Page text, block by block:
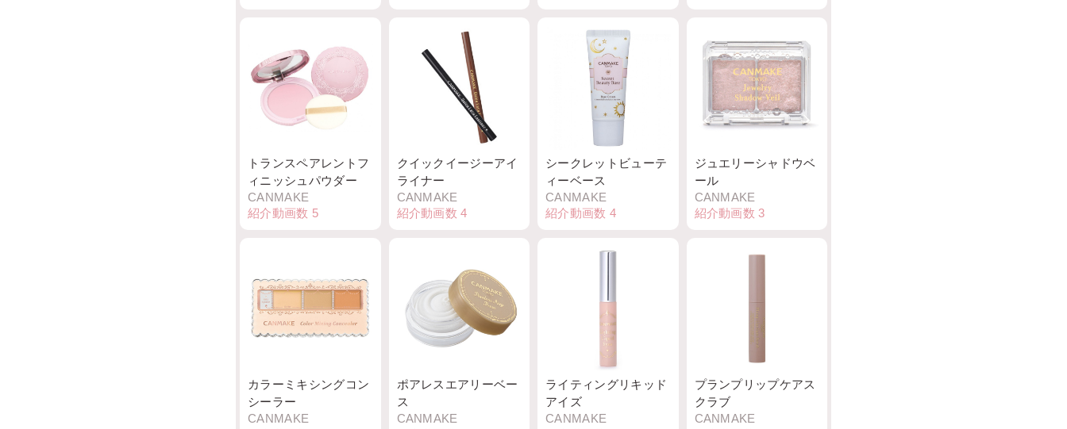
トランスペアレントフ
ィニッシュパウダー
CANMAKE
紹介動画数 5
クイックイージーアイ
ライナー
CANMAKE
紹介動画数 4
シークレットビューテ
ィーベース
CANMAKE
紹介動画数 4
ジュエリーシャドウベ
ール
CANMAKE
紹介動画数 3
カラーミキシングコン
シーラー
CANMAKE
ポアレスエアリーベー
ス
CANMAKE
ライティングリキッド
アイズ
CANMAKE
プランプリップケアス
クラブ
CANMAKE